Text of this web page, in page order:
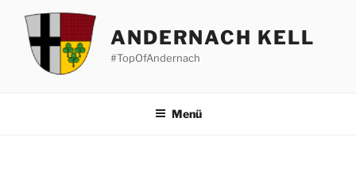
Inhalt
springen
ANDERNACH KELL
#TopOfAndernach
Menü